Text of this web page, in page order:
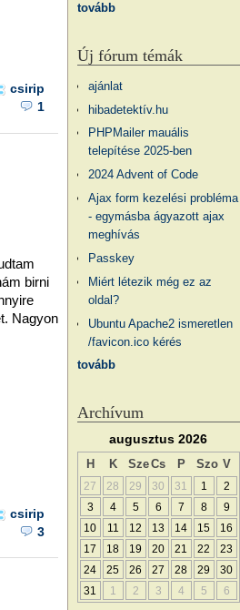
csirip
1
birni
Nagyon
csirip
3
tovább
Új fórum témák
ajánlat
hibadetektív.hu
PHPMailer mauális
telepítése 2025-ben
2024 Advent of Code
Ajax form kezelési probléma
- egymásba ágyazott ajax
meghívás
Passkey
Miért létezik még ez az
oldal?
Ubuntu Apache2 ismeretlen
/favicon.ico kérés
tovább
Archívum
augusztus 2026
H K SzeCs P Szo V
27 28 29 30 31 1
2
3
4 5 6 7 8
9
10
11 12 13 14 15
16
17
18 19 20 21 22
23
24
25 26 27 28 29
30
31
1 2 3 4 5 6